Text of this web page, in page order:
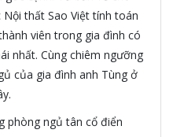
thất Sao Việt tính toán
viên trong gia đình có
nhất. Cùng chiêm ngưỡng
của gia đình anh Tùng ở
phòng ngủ tân cổ điển